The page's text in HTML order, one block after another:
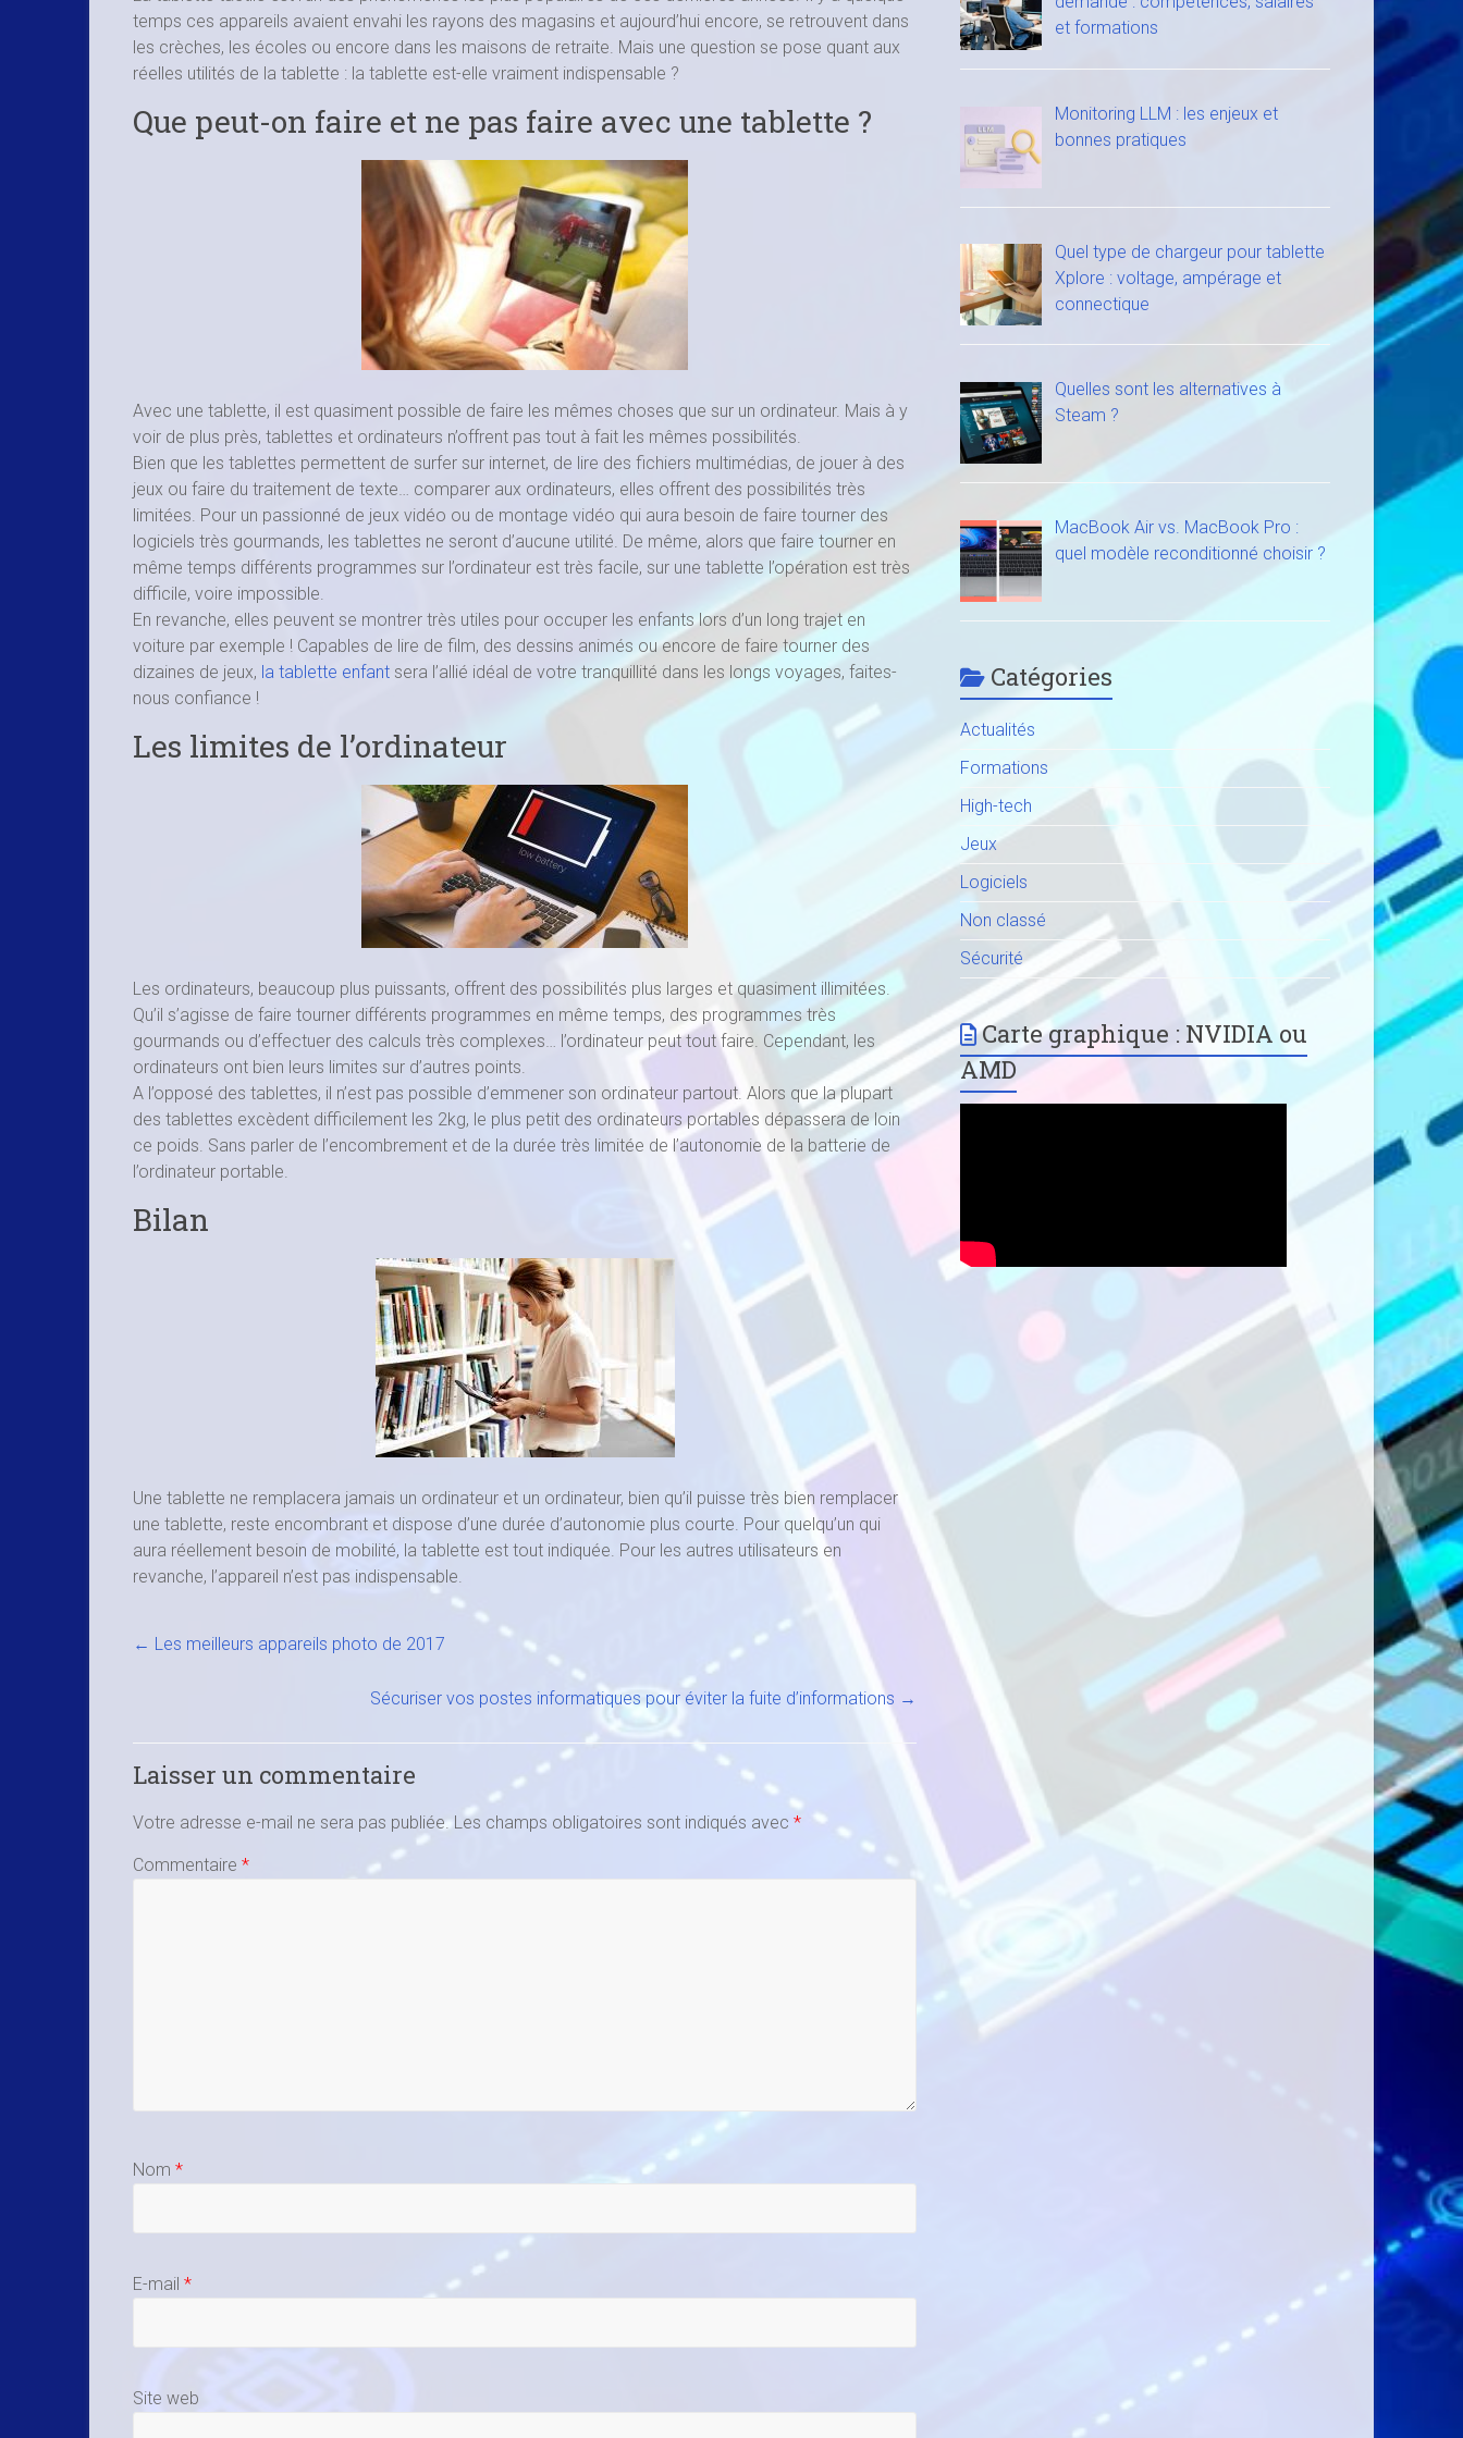
temps ces appareils avaient envahi les rayons des magasins et aujourd’hui encore, se retrouvent dans
les crèches, les écoles ou encore dans les maisons de retraite. Mais une question se pose quant aux
réelles utilités de la tablette : la tablette est-elle vraiment indispensable ?
Que peut-on faire et ne pas faire avec une tablette ?
Avec une tablette, il est quasiment possible de faire les mêmes choses que sur un ordinateur. Mais à y
voir de plus près, tablettes et ordinateurs n’offrent pas tout à fait les mêmes possibilités.
Bien que les tablettes permettent de surfer sur internet, de lire des fichiers multimédias, de jouer à des
jeux ou faire du traitement de texte… comparer aux ordinateurs, elles offrent des possibilités très
limitées. Pour un passionné de jeux vidéo ou de montage vidéo qui aura besoin de faire tourner des
logiciels très gourmands, les tablettes ne seront d’aucune utilité. De même, alors que faire tourner en
même temps différents programmes sur l’ordinateur est très facile, sur une tablette l’opération est très
difficile, voire impossible.
En revanche, elles peuvent se montrer très utiles pour occuper les enfants lors d’un long trajet en
voiture par exemple ! Capables de lire de film, des dessins animés ou encore de faire tourner des
dizaines de jeux, la tablette enfant sera l’allié idéal de votre tranquillité dans les longs voyages, faites-
nous confiance !
Les limites de l’ordinateur
Les ordinateurs, beaucoup plus puissants, offrent des possibilités plus larges et quasiment illimitées.
Qu’il s’agisse de faire tourner différents programmes en même temps, des programmes très
gourmands ou d’effectuer des calculs très complexes… l’ordinateur peut tout faire. Cependant, les
ordinateurs ont bien leurs limites sur d’autres points.
A l’opposé des tablettes, il n’est pas possible d’emmener son ordinateur partout. Alors que la plupart
des tablettes excèdent difficilement les 2kg, le plus petit des ordinateurs portables dépassera de loin
ce poids. Sans parler de l’encombrement et de la durée très limitée de l’autonomie de la batterie de
l’ordinateur portable.
Bilan
Une tablette ne remplacera jamais un ordinateur et un ordinateur, bien qu’il puisse très bien remplacer
une tablette, reste encombrant et dispose d’une durée d’autonomie plus courte. Pour quelqu’un qui
aura réellement besoin de mobilité, la tablette est tout indiquée. Pour les autres utilisateurs en
revanche, l’appareil n’est pas indispensable.
← Les meilleurs appareils photo de 2017
Sécuriser vos postes informatiques pour éviter la fuite d’informations →
Laisser un commentaire
Votre adresse e-mail ne sera pas publiée. Les champs obligatoires sont indiqués avec *
Commentaire *
Nom *
E-mail *
Site web
et formations
Monitoring LLM : les enjeux et
bonnes pratiques
Quel type de chargeur pour tablette
Xplore : voltage, ampérage et
connectique
Quelles sont les alternatives à
Steam ?
MacBook Air vs. MacBook Pro :
quel modèle reconditionné choisir ?
Catégories
Actualités
Formations
High-tech
Jeux
Logiciels
Non classé
Sécurité
Carte graphique : NVIDIA ou
AMD